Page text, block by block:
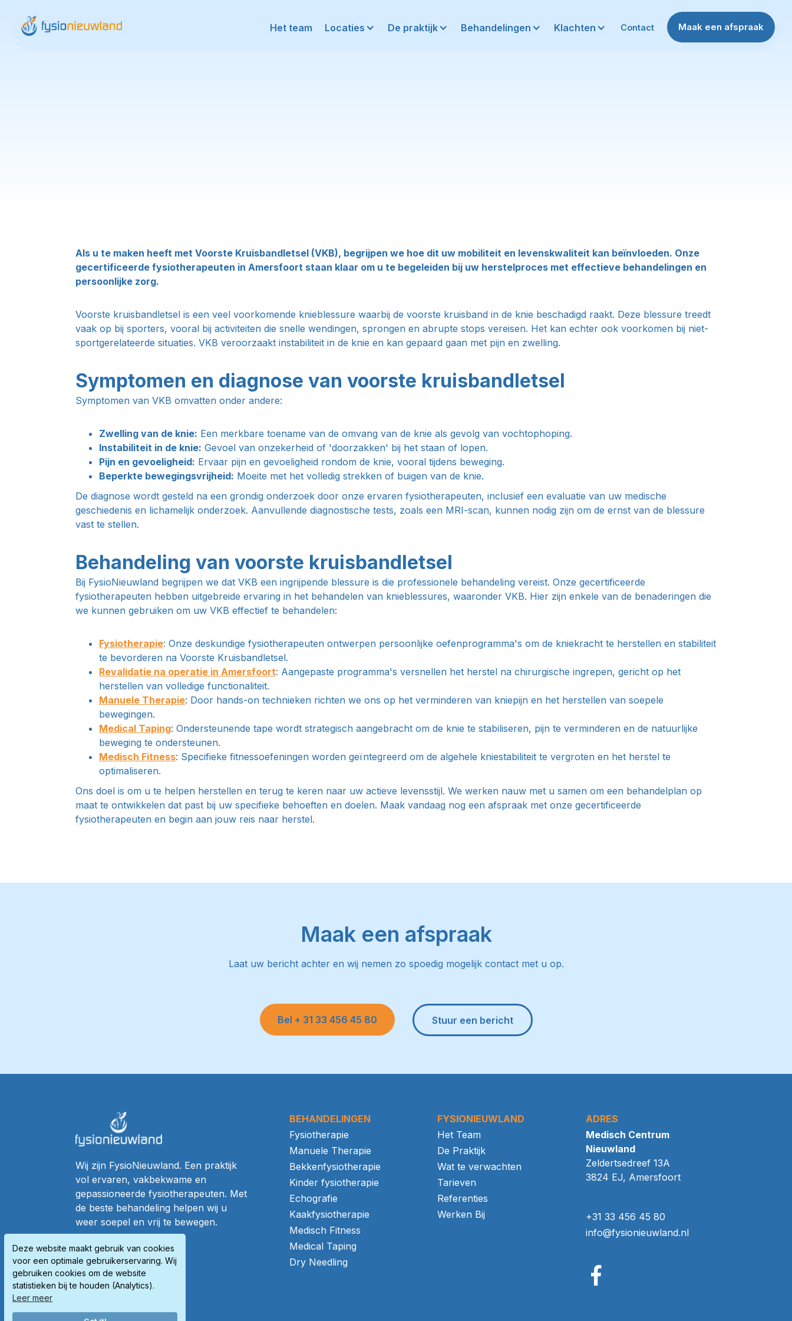
Deze website maakt gebruik van cookies
voor een optimale gebruikerservaring. Wij
gebruiken cookies om de website
statistieken bij te houden (Analytics).
Leer meer
Het team Locaties De praktijk Behandelingen Klachten Contact Maak een afspraak
Als u te maken heeft met Voorste Kruisbandletsel (VKB), begrijpen we hoe dit uw mobiliteit en levenskwaliteit kan beïnvloeden. Onze
gecertificeerde fysiotherapeuten in Amersfoort staan klaar om u te begeleiden bij uw herstelproces met effectieve behandelingen en
persoonlijke zorg.
Voorste kruisbandletsel is een veel voorkomende knieblessure waarbij de voorste kruisband in de knie beschadigd raakt. Deze blessure treedt
vaak op bij sporters, vooral bij activiteiten die snelle wendingen, sprongen en abrupte stops vereisen. Het kan echter ook voorkomen bij niet-
sportgerelateerde situaties. VKB veroorzaakt instabiliteit in de knie en kan gepaard gaan met pijn en zwelling.
Symptomen en diagnose van voorste kruisbandletsel
Symptomen van VKB omvatten onder andere:
Zwelling van de knie: Een merkbare toename van de omvang van de knie als gevolg van vochtophoping.
Instabiliteit in de knie: Gevoel van onzekerheid of 'doorzakken' bij het staan of lopen.
Pijn en gevoeligheid: Ervaar pijn en gevoeligheid rondom de knie, vooral tijdens beweging.
Beperkte bewegingsvrijheid: Moeite met het volledig strekken of buigen van de knie.
De diagnose wordt gesteld na een grondig onderzoek door onze ervaren fysiotherapeuten, inclusief een evaluatie van uw medische
geschiedenis en lichamelijk onderzoek. Aanvullende diagnostische tests, zoals een MRI-scan, kunnen nodig zijn om de ernst van de blessure
vast te stellen.
Behandeling van voorste kruisbandletsel
Bij FysioNieuwland begrijpen we dat VKB een ingrijpende blessure is die professionele behandeling vereist. Onze gecertificeerde
fysiotherapeuten hebben uitgebreide ervaring in het behandelen van knieblessures, waaronder VKB. Hier zijn enkele van de benaderingen die
we kunnen gebruiken om uw VKB effectief te behandelen:
Fysiotherapie: Onze deskundige fysiotherapeuten ontwerpen persoonlijke oefenprogramma's om de kniekracht te herstellen en stabiliteit
te bevorderen na Voorste Kruisbandletsel.
Revalidatie na operatie in Amersfoort: Aangepaste programma's versnellen het herstel na chirurgische ingrepen, gericht op het
herstellen van volledige functionaliteit.
Manuele Therapie: Door hands-on technieken richten we ons op het verminderen van kniepijn en het herstellen van soepele
bewegingen.
Medical Taping: Ondersteunende tape wordt strategisch aangebracht om de knie te stabiliseren, pijn te verminderen en de natuurlijke
beweging te ondersteunen.
Medisch Fitness: Specifieke fitnessoefeningen worden geïntegreerd om de algehele kniestabiliteit te vergroten en het herstel te
optimaliseren.
Ons doel is om u te helpen herstellen en terug te keren naar uw actieve levensstijl. We werken nauw met u samen om een behandelplan op
maat te ontwikkelen dat past bij uw specifieke behoeften en doelen. Maak vandaag nog een afspraak met onze gecertificeerde
fysiotherapeuten en begin aan jouw reis naar herstel.
Maak een afspraak
Laat uw bericht achter en wij nemen zo spoedig mogelijk contact met u op.
Bel + 31 33 456 45 80 Stuur een bericht
BEHANDELINGEN
Fysiotherapie
Manuele Therapie
Bekkenfysiotherapie
Kinder fysiotherapie
Echografie
Kaakfysiotherapie
Medisch Fitness
Medical Taping
Dry Needling
Wij zijn FysioNieuwland. Een praktijk
vol ervaren, vakbekwame en
gepassioneerde fysiotherapeuten. Met
de beste behandeling helpen wij u
weer soepel en vrij te bewegen.
FYSIONIEUWLAND
Het Team
De Praktijk
Wat te verwachten
Tarieven
Referenties
Werken Bij
ADRES
Medisch Centrum
Nieuwland
Zeldertsedreef 13A
3824 EJ, Amersfoort
+31 33 456 45 80
info@fysionieuwland.nl